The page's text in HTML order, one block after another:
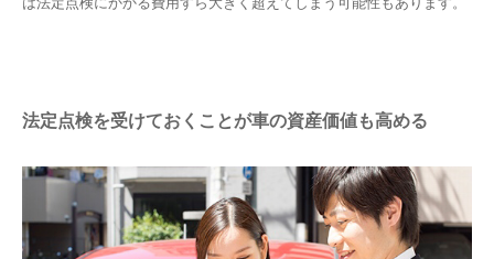
法定点検を受けておくことが車の資産価値も高める